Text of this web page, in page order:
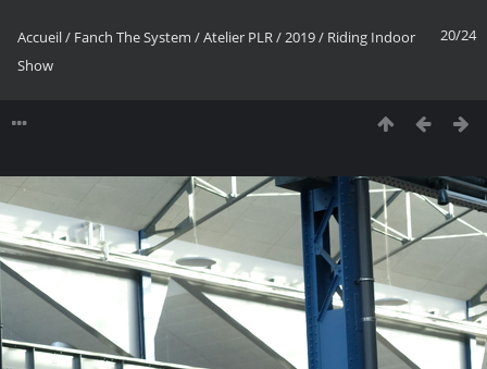
20/24
Accueil/ Fanch The System /Atelier PLR/2019/ Riding Indoor
Show